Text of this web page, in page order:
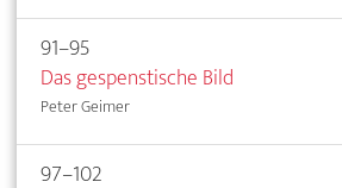
91–95
Das gespenstische Bild
Peter Geimer
97–102